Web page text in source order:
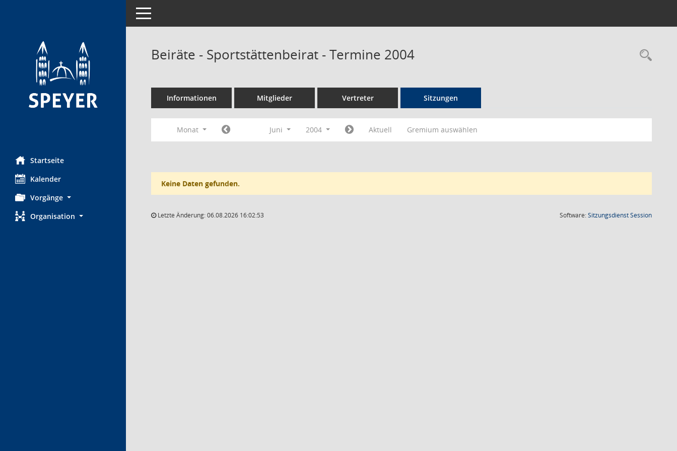
Startseite
Kalender
Vorgänge
Organisation
Toggle navigation
Beiräte - Sportstättenbeirat - Termine 2004
Informationen Mitglieder Vertreter Sitzungen
Monat Juni 2004 Aktuell Gremium auswählen
Keine Daten gefunden.
Letzte Änderung: 06.08.2026 16:02:53 Software:SitzungsdienstSession(Wird in